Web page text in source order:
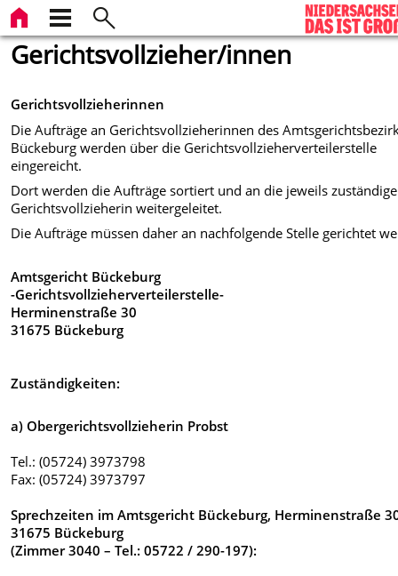
Gerichtsvollzieher/innen
Gerichtsvollzieherinnen
Die Aufträge an Gerichtsvollzieherinnen des
Bückeburg werden über die Gerichtsvollzieherverteilerstelle
eingereicht.
Dort werden die Aufträge sortiert und an die jeweils zuständige
Gerichtsvollzieherin weitergeleitet.
Die Aufträge müssen daher an nachfolgende Stelle gerichtet
Amtsgericht Bückeburg
-Gerichtsvollzieherverteilerstelle-
Herminenstraße 30
31675 Bückeburg
Zuständigkeiten:
a) Obergerichtsvollzieherin Probst
Tel.: (05724) 3973798
Fax: (05724) 3973797
Sprechzeiten im Amtsgericht Bückeburg, Herminenstraße
31675 Bückeburg
(Zimmer 3040 – Tel.: 05722 / 290-197):